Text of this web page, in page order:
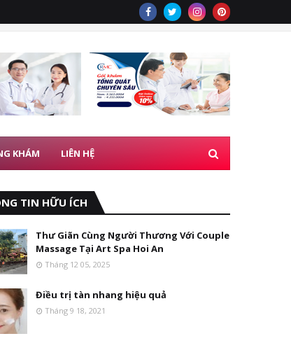
KHÁM LIÊN HỆ
TIN HỮU ÍCH
Thư Giãn Cùng Người Thương Với Couple
Massage Tại Art Spa Hoi An
Tháng 12 05, 2025
Điều trị tàn nhang hiệu quả
Tháng 9 18, 2021